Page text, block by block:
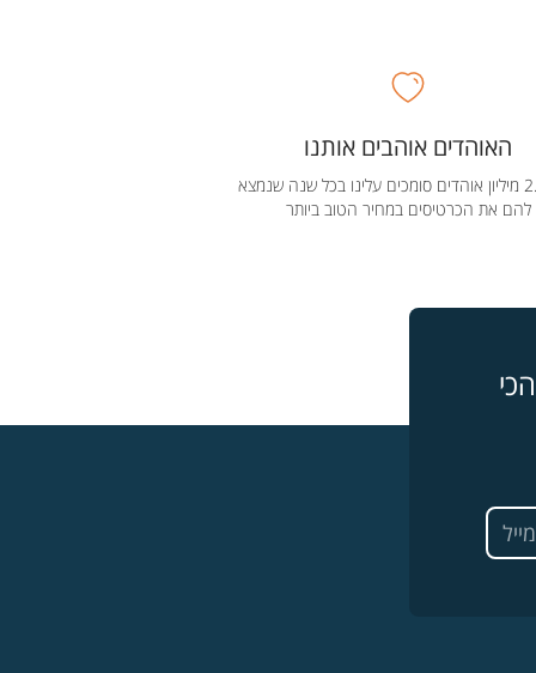
האוהדים אוהבים אותנו
מעל 2.5 מיליון אוהדים סומכים עלינו בכל שנה שנמצא
להם את הכרטיסים במחיר הטוב ביותר